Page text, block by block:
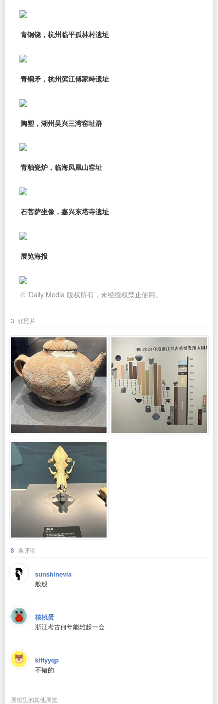
青铜铙，杭州临平孤林村遗址
青铜矛，杭州滨江傅家峙遗址
陶塑，湖州吴兴三湾窑址群
青釉瓷炉，临海凤凰山窑址
石菩萨坐像，嘉兴东塔寺遗址
展览海报
© iDaily Media 版权所有，未经授权禁止使用。
3 张照片
8 条评论
sunshinevia
般般
核桃蛋
浙江考古何年能雄起一会
kittyyqp
不错的
展馆里的其他展览